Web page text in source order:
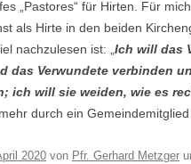
„Pastores“ für Hirten. Für
als Hirte in den beiden
nachzulesen ist: „ Ich will das
das Verwundete verbinden
ich will sie weiden, wie es
durch ein Gemeindemitglied
2020 von Pfr. Gerhard Metzger